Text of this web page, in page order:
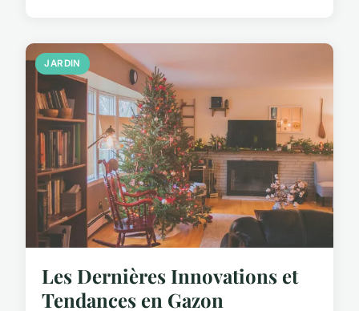
JARDIN
Les Dernières Innovations et
Tendances en Gazon